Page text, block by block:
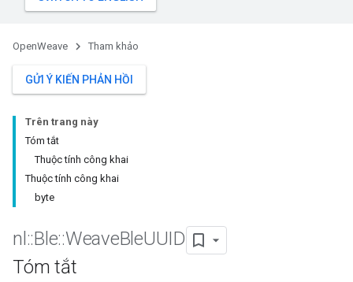
OpenWeave Tham khảo
GỬI Ý KIẾN PHẢN HỒI
Trên trang này
Tóm tắt
Thuộc tính công khai
Thuộc tính công khai
byte
nl ::Ble::WeaveBleUUID
Tóm tắt